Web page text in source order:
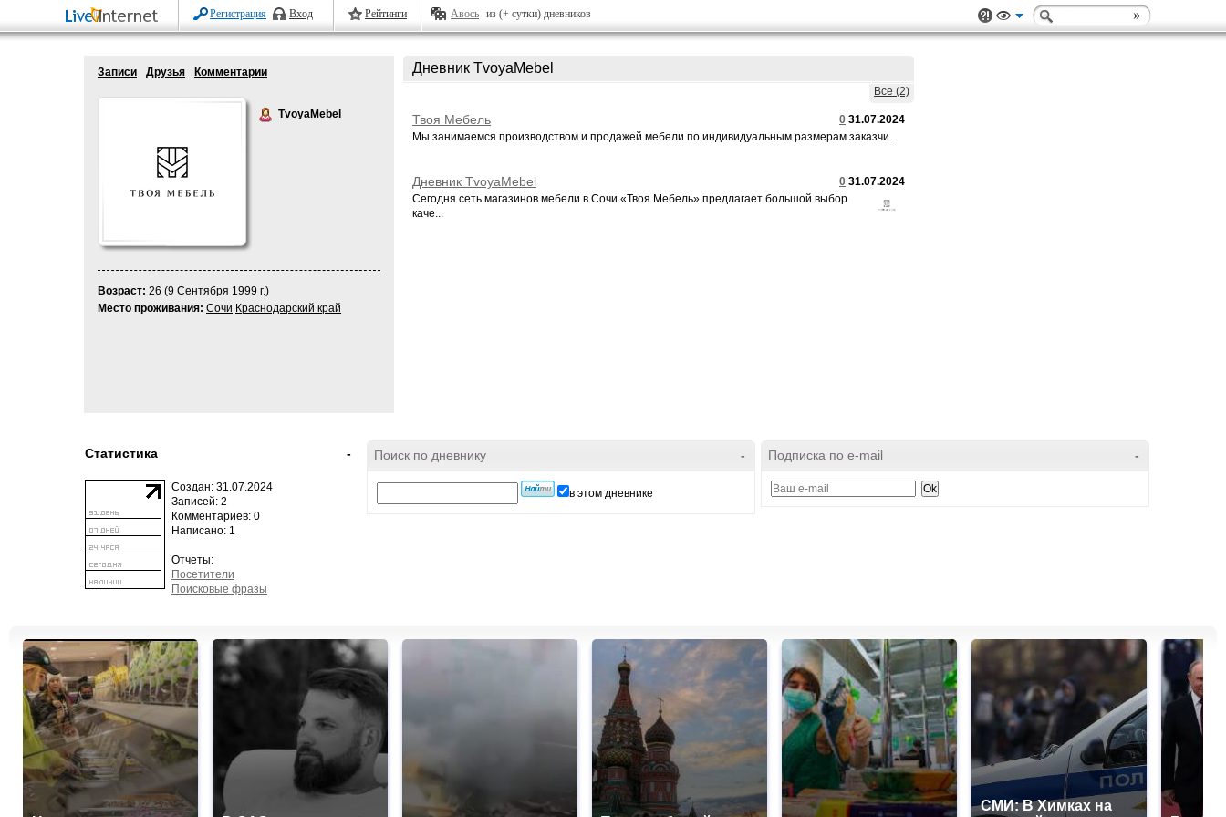
Регистрация Вход Рейтинги Авось из (+ сутки) дневников
Записи Друзья Комментарии
TvoyaMebel
Возраст: 26 (9 Сентября 1999 г.)
Место проживания: Сочи Краснодарский край
Дневник TvoyaMebel
Все (2)
0 31.07.2024
Твоя Мебель
Мы занимаемся производством и продажей мебели по индивидуальным размерам заказчи...
0 31.07.2024
Дневник TvoyaMebel
Сегодня сеть магазинов мебели в Сочи «Твоя Мебель» предлагает большой выбор
каче...
-
Статистика
Создан: 31.07.2024
Записей: 2
Комментариев: 0
Написано: 1
Отчеты:
Посетители
Поисковые фразы
-
Поиск по дневнику
в этом дневнике
-
Подписка по e-mail
СМИ: В Химках на